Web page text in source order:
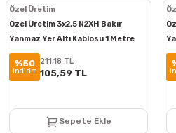
Özel Üretim
Özel Üretim 3x2,5 N2XH Bakır
Yanmaz Yer Altı Kablosu 1 Metre
%50
indirim
211,18 TL
105,59 TL
Sepete Ekle